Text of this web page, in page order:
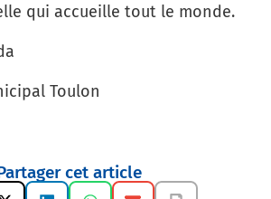
qui accueille tout le monde.
Toulon
cet article